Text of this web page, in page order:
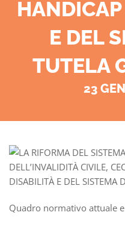
E DEL
TUTELA
23
Quadro normativo attuale